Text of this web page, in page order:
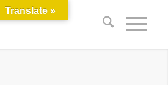
Translate »